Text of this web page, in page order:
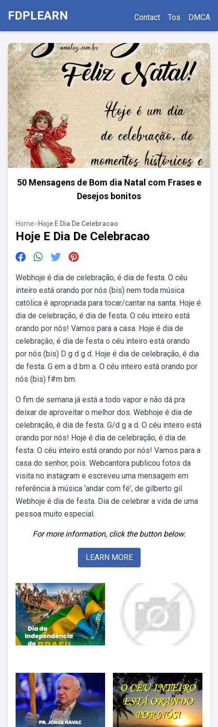
FDPLEARN Contact Tos DMCA
50 Mensagens de Bom dia Natal com Frases e
Desejos bonitos
Home>Hoje E Dia De Celebracao
Hoje E Dia De Celebracao
Webhoje é dia de celebração, é dia de festa. O céu
inteiro está orando por nós (bis) nem toda música
católica é apropriada para tocar/cantar na santa. Hoje é
dia de celebração, é dia de festa. O céu inteiro está
orando por nós! Vamos para a casa. Hoje é dia de
celebração, é dia de festa o céu inteiro está orando
por nós (bis) D g d g d. Hoje é dia de celebração, é dia
de festa. G em a d bm a. O céu inteiro está orando por
nós (bis) f#m bm.
O fim de semana já está a todo vapor e não dá pra
deixar de aproveitar o melhor dos. Webhoje é dia de
celebração, é dia de festa. G/d g a d. O céu inteiro está
orando por nós! Hoje é dia de celebração, é dia de
festa. O céu inteiro está orando por nós! Vamos para a
casa do senhor, pois. Webcantora publicou fotos da
visita no instagram e escreveu uma mensagem em
referência à música ‘andar com fé', de gilberto gil.
Webhoje é dia de festa. Dia de celebrar a vida de uma
pessoa muito especial.
For more information, click the button below.
LEARN MORE